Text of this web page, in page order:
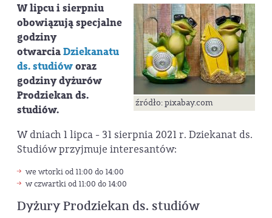
źródło: pixabay.com
W lipcu i sierpniu
obowiązują specjalne
godziny
otwarciaDziekanatu
ds. studióworaz
godziny dyżurów
Prodziekan ds.
studiów.
W dniach 1 lipca - 31 sierpnia 2021 r. Dziekanat ds.
Studiów przyjmuje interesantów:
we wtorki od 11:00 do 14:00
w czwartki od 11:00 do 14:00
Dyżury Prodziekan ds. studiów